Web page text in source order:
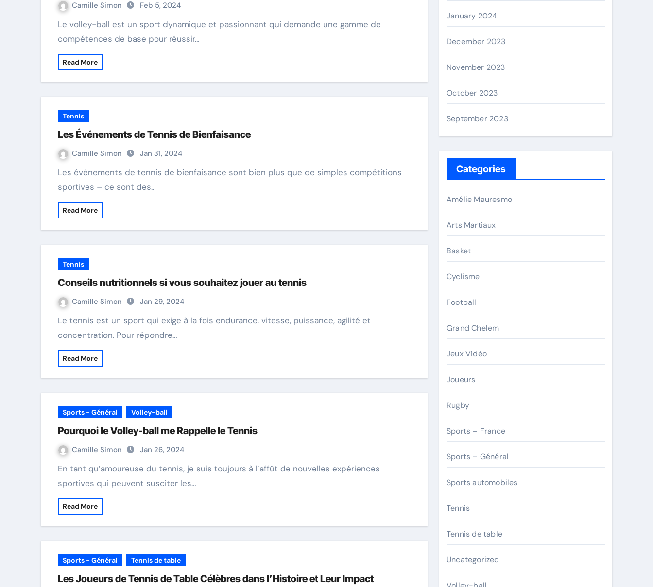
Camille Simon Feb 5, 2024
Le volley-ball est un sport dynamique et passionnant qui demande une gamme de
compétences de base pour réussir…
Read More
Tennis
Les Événements de Tennis de Bienfaisance
Camille Simon Jan 31, 2024
Les événements de tennis de bienfaisance sont bien plus que de simples compétitions
sportives – ce sont des…
Read More
Tennis
Conseils nutritionnels si vous souhaitez jouer au tennis
Camille Simon Jan 29, 2024
Le tennis est un sport qui exige à la fois endurance, vitesse, puissance, agilité et
concentration. Pour répondre…
Read More
Sports - Général Volley-ball
Pourquoi le Volley-ball me Rappelle le Tennis
Camille Simon Jan 26, 2024
En tant qu’amoureuse du tennis, je suis toujours à l’affût de nouvelles expériences
sportives qui peuvent susciter les…
Read More
Sports - Général Tennis de table
Les Joueurs de Tennis de Table Célèbres dans l’Histoire et Leur Impact
January 2024
December 2023
November 2023
October 2023
September 2023
Categories
Amélie Mauresmo
Arts Martiaux
Basket
Cyclisme
Football
Grand Chelem
Jeux Vidéo
Joueurs
Rugby
Sports – France
Sports – Général
Sports automobiles
Tennis
Tennis de table
Uncategorized